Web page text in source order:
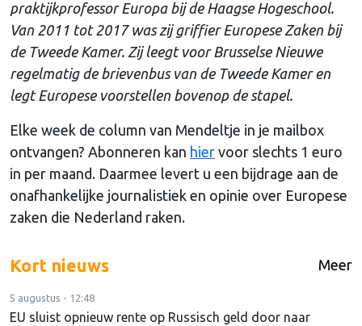
praktijkprofessor Europa bij de Haagse Hogeschool.
Van 2011 tot 2017 was zij griffier Europese Zaken bij
de Tweede Kamer. Zij leegt voor Brusselse Nieuwe
regelmatig de brievenbus van de Tweede Kamer en
legt Europese voorstellen bovenop de stapel.
Elke week de column van Mendeltje in je mailbox
ontvangen? Abonneren kan hier voor slechts 1 euro
in per maand. Daarmee levert u een bijdrage aan de
onafhankelijke journalistiek en opinie over Europese
zaken die Nederland raken.
Kort nieuws Meer
5 augustus - 12:48
EU sluist opnieuw rente op Russisch geld door naar